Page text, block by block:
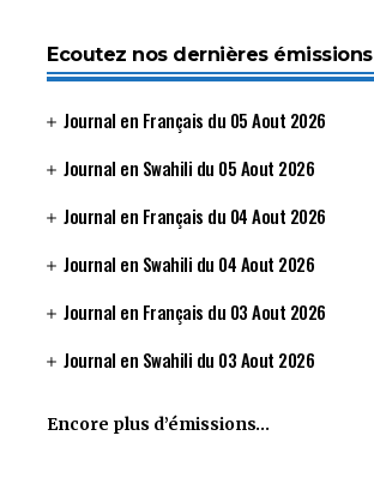
Ecoutez nos dernières émissions
Journal en Français du 05 Aout 2026
Journal en Swahili du 05 Aout 2026
Journal en Français du 04 Aout 2026
Journal en Swahili du 04 Aout 2026
Journal en Français du 03 Aout 2026
Journal en Swahili du 03 Aout 2026
Encore plus d’émissions…